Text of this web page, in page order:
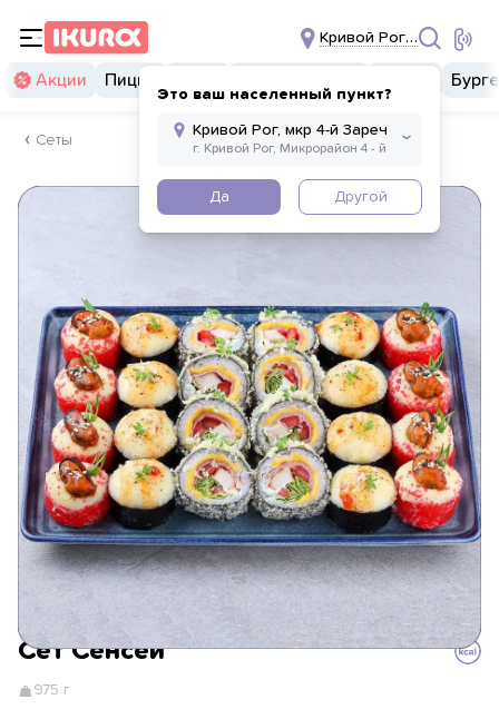
Кривой Рог, мкр 4-й
Это ваш населенный пункт?
Да Другой
Акции Пицца
Сеты
Сет Сенсей
975 г